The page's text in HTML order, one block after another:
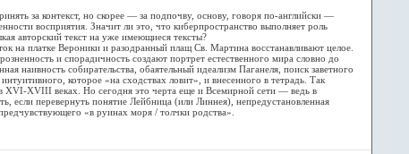
за контекст, но скорее — за подпочву, основу, говоря по-английски —
восприятия. Значит ли это, что киберпространство выполняет роль
авторский текст на уже имеющиеся тексты?
платке Вероники и разодранный плащ Св. Мартина восстанавливают целое.
и спорадичность создают портрет естественного мира словно до
наивность собирательства, обаятельный идеализм Паганеля, поиск заветного
которое «на сходствах ловит», и внесенного в тетрадь. Так
XVI-XVIII веках. Но сегодня это черта еще и Всемирной сети — ведь в
если перевернуть понятие Лейбница (или Линнея), непредустановленная
«в руинах моря / толчки родства».